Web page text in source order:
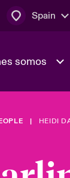
Spain
somos
El Consejo
Trabaja con
Clientes
HEIDI